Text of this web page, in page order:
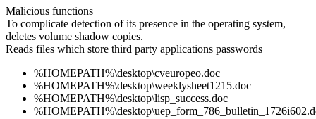
Malicious functions
To complicate detection of its presence in the operating system,
deletes volume shadow copies.
Reads files which store third party applications passwords
%HOMEPATH%\desktop\cveuropeo.doc
%HOMEPATH%\desktop\weeklysheet1215.doc
%HOMEPATH%\desktop\lisp_success.doc